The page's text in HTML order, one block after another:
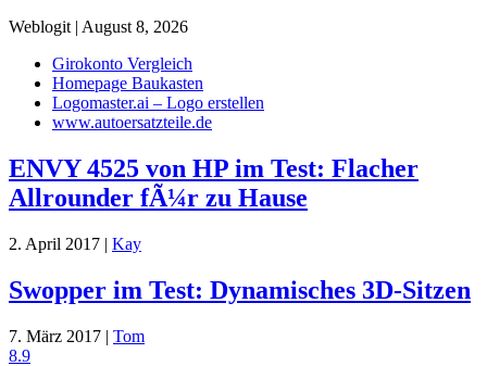
Weblogit | August 8, 2026
Girokonto Vergleich
Homepage Baukasten
Logomaster.ai – Logo erstellen
www.autoersatzteile.de
ENVY 4525 von HP im Test: Flacher
Allrounder fÃ¼r zu Hause
2. April 2017 | Kay
Swopper im Test: Dynamisches 3D-Sitzen
7. März 2017 | Tom
8.9